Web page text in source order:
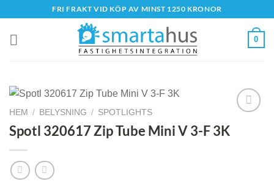
content
FRI FRAKT VID KÖP AV MINST 1250 KRONOR
0
HEM / BELYSNING / SPOTLIGHTS
Spotl 320617 Zip Tube Mini V 3-F 3K